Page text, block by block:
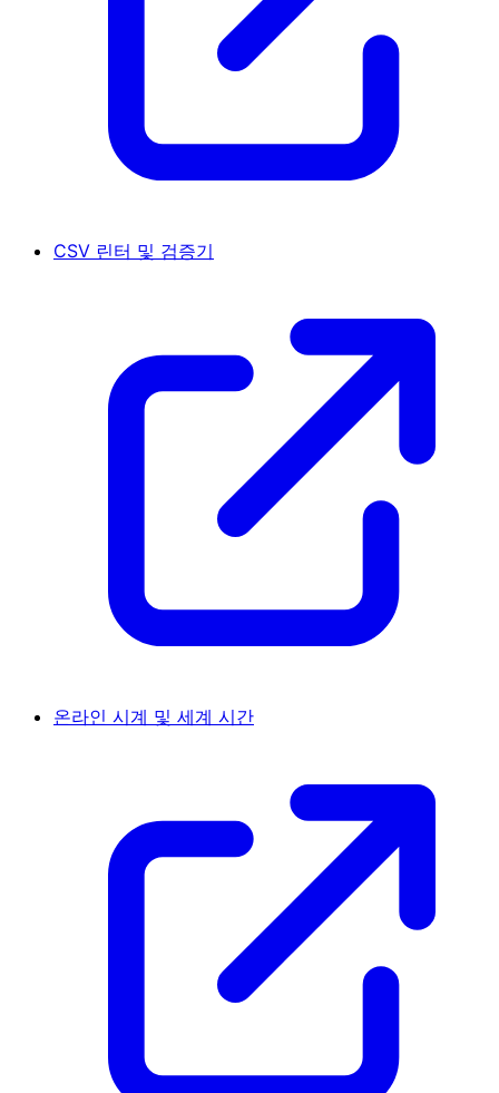
CSV 린터 및 검증기
온라인 시계 및 세계 시간